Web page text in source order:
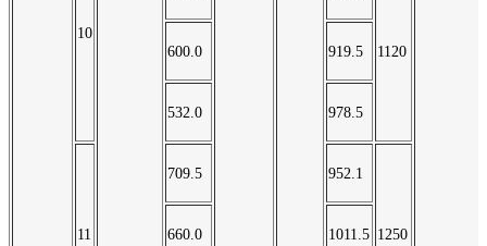
10
1120
600.0 919.5
532.0 978.5
11
709.5 952.1
1250
660.0 1011.5